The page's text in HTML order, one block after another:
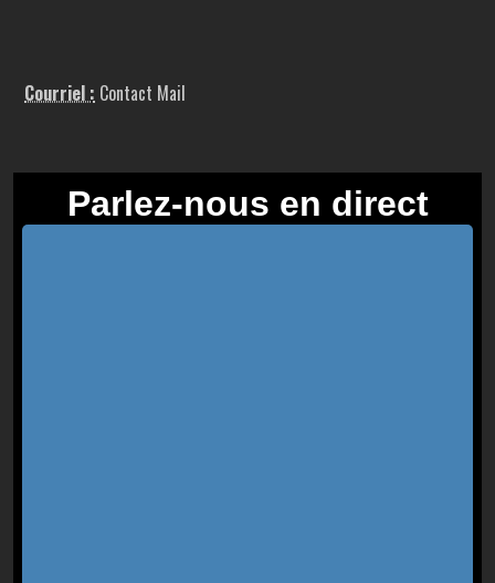
Courriel : Contact Mail